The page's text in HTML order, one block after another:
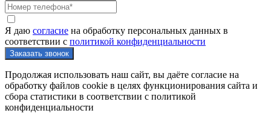
Я даю согласие на обработку персональных данных в
соответствии с политикой конфиденциальности
Продолжая использовать наш сайт, вы даёте согласие на
обработку файлов cookie в целях функционирования сайта и
сбора статистики в соответствии с политикой
конфиденциальности